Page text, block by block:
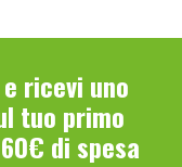
ricevi uno
tuo primo
di spesa